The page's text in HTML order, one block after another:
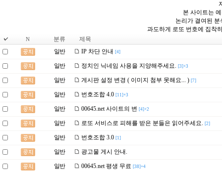
본 사이트는
논리가 결여된
과도하게 로또 번호에 집착
N 분류
제목
일반
IP 차단 안내 [4]
일반 정치인 닉네임 사용을 지양해주세요. [3]+3
일반 게시판 설정 변경 ( 이미지 첨부 못해요... ) [7]
일반 번호조합 4.0 [11]+3
일반 00645.net 사이트의 변 [4]+2
일반 로또 서비스로 피해를 받은 분들은 읽어주세요. [2]
일반 번호조합 3.0 [1]
일반 광고물 게시 안내.
일반 00645.net 평생 무료 [38]+4